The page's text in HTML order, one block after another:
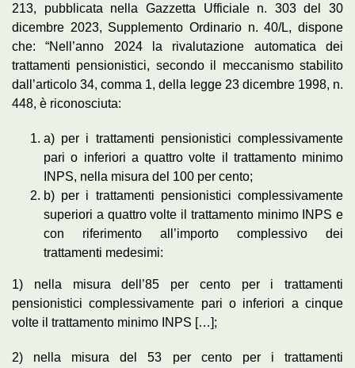
213, pubblicata nella Gazzetta Ufficiale n. 303 del 30
dicembre 2023, Supplemento Ordinario n. 40/L, dispone
che: “Nell’anno 2024 la rivalutazione automatica dei
trattamenti pensionistici, secondo il meccanismo stabilito
dall’articolo 34, comma 1, della legge 23 dicembre 1998, n.
448, è riconosciuta:
a) per i trattamenti pensionistici complessivamente
pari o inferiori a quattro volte il trattamento minimo
INPS, nella misura del 100 per cento;
b) per i trattamenti pensionistici complessivamente
superiori a quattro volte il trattamento minimo INPS e
con riferimento all’importo complessivo dei
trattamenti medesimi:
1) nella misura dell’85 per cento per i trattamenti
pensionistici complessivamente pari o inferiori a cinque
volte il trattamento minimo INPS […];
2) nella misura del 53 per cento per i trattamenti